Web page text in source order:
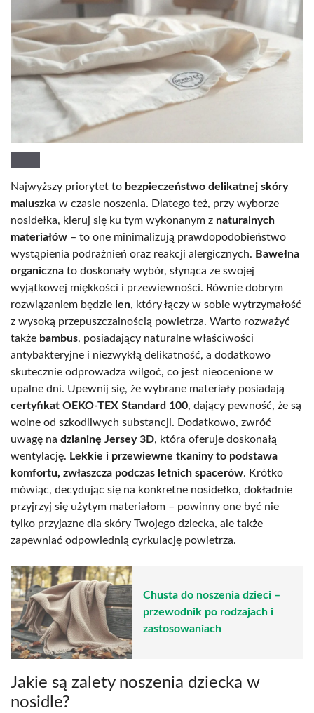
Najwyższy priorytet to bezpieczeństwo delikatnej skóry
maluszka w czasie noszenia. Dlatego też, przy wyborze
nosidełka, kieruj się ku tym wykonanym z naturalnych
materiałów – to one minimalizują prawdopodobieństwo
wystąpienia podrażnień oraz reakcji alergicznych. Bawełna
organiczna to doskonały wybór, słynąca ze swojej
wyjątkowej miękkości i przewiewności. Równie dobrym
rozwiązaniem będzie len, który łączy w sobie wytrzymałość
z wysoką przepuszczalnością powietrza. Warto rozważyć
także bambus, posiadający naturalne właściwości
antybakteryjne i niezwykłą delikatność, a dodatkowo
skutecznie odprowadza wilgoć, co jest nieocenione w
upalne dni. Upewnij się, że wybrane materiały posiadają
certyfikat OEKO-TEX Standard 100, dający pewność, że są
wolne od szkodliwych substancji. Dodatkowo, zwróć
uwagę na dzianinę Jersey 3D, która oferuje doskonałą
wentylację. Lekkie i przewiewne tkaniny to podstawa
komfortu, zwłaszcza podczas letnich spacerów. Krótko
mówiąc, decydując się na konkretne nosidełko, dokładnie
przyjrzyj się użytym materiałom – powinny one być nie
tylko przyjazne dla skóry Twojego dziecka, ale także
zapewniać odpowiednią cyrkulację powietrza.
Chusta do noszenia dzieci –
przewodnik po rodzajach i
zastosowaniach
Jakie są zalety noszenia dziecka w
nosidle?